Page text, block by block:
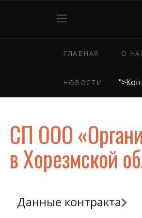
ГЛАВНАЯ О
НОВОСТИ ">
СП ООО
в Хорезмской
Данные контракта